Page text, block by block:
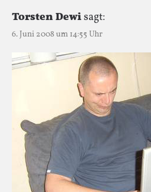
Torsten Dewisagt:
6. Juni 2008 um 14:55 Uhr